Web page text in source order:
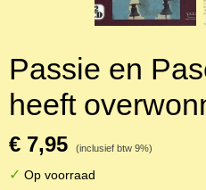
Passie en
heeft
€ 7,95 (inclusief btw 9%)
✓ Op voorraad